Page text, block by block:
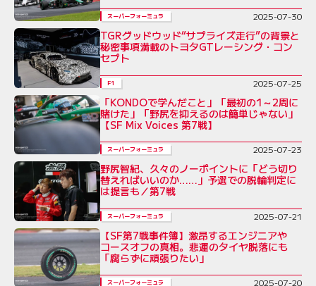
スーパーフォーミュラ 2025-07-30
TGRグッドウッド“サプライズ走行”の背景と
秘密事項満載のトヨタGTレーシング・コン
セプト
F1 2025-07-25
「KONDOで学んだこと」「最初の1～2周に
賭けた」「野尻を抑えるのは簡単じゃない」
【SF Mix Voices 第7戦】
スーパーフォーミュラ 2025-07-23
野尻智紀、久々のノーポイントに「どう切り
替えればいいのか……」予選での脱輪判定に
は提言も／第7戦
スーパーフォーミュラ 2025-07-21
【SF第7戦事件簿】激昂するエンジニアや
コースオフの真相。悲運のタイヤ脱落にも
「腐らずに頑張りたい」
スーパーフォーミュラ 2025-07-20